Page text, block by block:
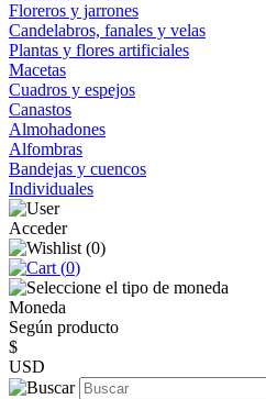
Floreros y jarrones
Candelabros, fanales y velas
Plantas y flores artificiales
Macetas
Cuadros y espejos
Canastos
Almohadones
Alfombras
Bandejas y cuencos
Individuales
Acceder
(0)
(0)
Moneda
Según producto
$
USD